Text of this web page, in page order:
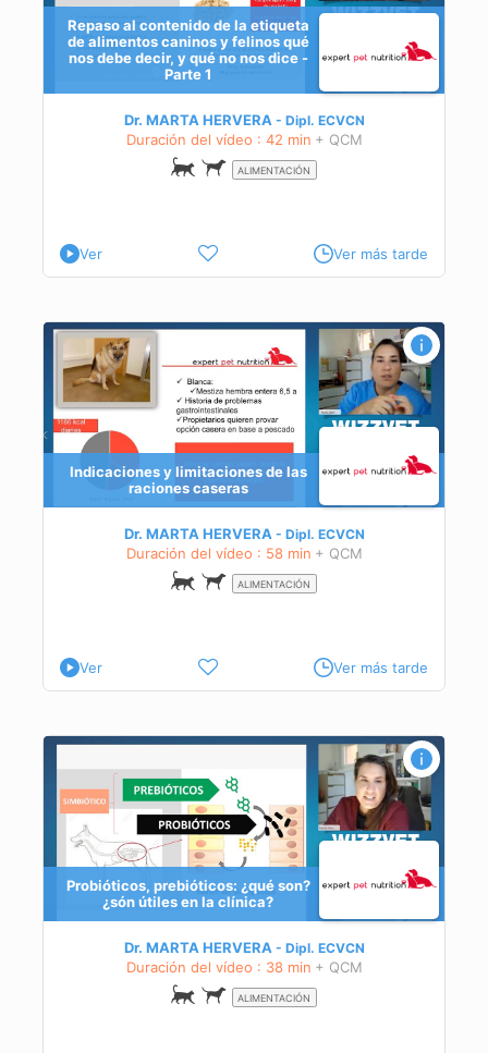
Repaso al contenido de la etiqueta
de alimentos caninos y felinos qué
nos debe decir, y qué no nos dice -
Parte 1
Dr. MARTA HERVERA Dipl. ECVCN
Duración del vídeo : 42 min + QCM
ALIMENTACIÓN
Ver Ver más tarde
Indicaciones y limitaciones de las
raciones caseras
Dr. MARTA HERVERA Dipl. ECVCN
Duración del vídeo : 58 min + QCM
ALIMENTACIÓN
Ver Ver más tarde
Probióticos, prebióticos: ¿qué son?
¿són útiles en la clínica?
Dr. MARTA HERVERA Dipl. ECVCN
Duración del vídeo : 38 min + QCM
ALIMENTACIÓN